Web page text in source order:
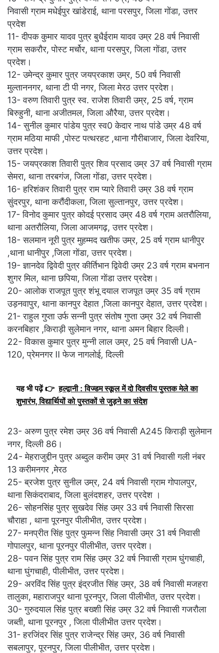
निवासी ग्राम मधेईपुर खांडेराई, थाना परसपुर, जिला गोंडा, उत्तर
प्रदेश
11- दीपक कुमार यादव पुत्र बुधैईराम यादव उम्र 28 वर्ष निवासी
ग्राम सकरौर, पोस्ट मर्चोर, थाना परसपुर, जिला गोंडा, उत्तर
प्रदेश।
12- उमेन्द्र कुमार पुत्र जयप्रकाश उम्र, 50 वर्ष निवासी
मुल्ताननगर, थाना टी पी नगर, जिला मेरठ उत्तर प्रदेश।
13- वरुण तिवारी पुत्र स्व. राजेश तिवारी उम्र, 25 वर्ष, ग्राम
बिरुहुनी, थाना अजीतमल, जिला औरैया, उत्तर प्रदेश।
14- सुनील कुमार पांडेय पुत्र स्व0 केदार नाथ पांडे उम्र 48 वर्ष
ग्राम मठिया माफी ,पोस्ट पत्थरहट ,थाना गौरीबाजार, जिला देवरिया,
उत्तर प्रदेश।
15- जयप्रकाश तिवारी पुत्र शिव प्रसाद उम्र 37 वर्ष निवासी ग्राम
सेमरा, थाना तरबगंज, जिला गोंडा, उत्तर प्रदेश।
16- हरिशंकर तिवारी पुत्र राम प्यारे तिवारी उम्र 38 वर्ष ग्राम
सुंदरपुर, थाना करौंदीकला, जिला सुल्तानपुर, उत्तर प्रदेश।
17- विनोद कुमार पुत्र कोदई प्रसाद उम्र 48 वर्ष ग्राम अतरौलिया,
थाना अतरौलिया, जिला आजमगढ़, उत्तर प्रदेश।
18- सलमान नूरी पुत्र मुहम्मद खतीफ उम्र, 25 वर्ष ग्राम धानीपुर
,थाना धानीपुर ,जिला गोंडा, उत्तर प्रदेश।
19- ज्ञानदेव द्विवेदी पुत्र कीर्तिभान द्विवेदी उम्र 23 वर्ष ग्राम बभनान
शुगर मिल, थाना छपिया, जिला गोंडा उत्तर प्रदेश।
20- आलोक राजपूत पुत्र शंभू दयाल राजपूत उम्र 35 वर्ष ग्राम
उड़नवापुर, थाना कानपुर देहात ,जिला कानपुर देहात, उत्तर प्रदेश।
21- राहुल गुप्ता उर्फ सन्नी पुत्र संतोष गुप्ता उम्र 32 वर्ष निवासी
करनबिहार ,किराड़ी सुलेमान नगर, थाना अमन बिहार दिल्ली।
22- विकास कुमार पुत्र मुन्नी लाल उम्र, 25 वर्ष निवासी UA-
120, प्रेमनगर II फेज नागलोई, दिल्ली
यह भी पढ़ें 👉 हल्द्वानी : विज्डम स्कूल में दो दिवसीय पुस्तक मेले का
शुभारंभ, विद्यार्थियों को पुस्तकों से जुड़ने का संदेश
23- अरुण पुत्र रमेश उम्र 36 वर्ष निवासी A245 किराड़ी सुलेमान
नगर, दिल्ली 86।
24- मेहराजुद्दीन पुत्र अब्दुल करीम उम्र 31 वर्ष निवासी गली नंबर
13 करीमनगर ,मेरठ
25- ब्रजेश पुत्र सुनील उम्र, 24 वर्ष निवासी ग्राम गोपालपुर,
थाना सिकंदराबाद, जिला बुलंदशहर, उत्तर प्रदेश ।
26- सोहनसिंह पुत्र सुखदेव सिंह उम्र 33 वर्ष निवासी सिरसा
चौराहा , थाना पूरनपुर पीलीभीत, उत्तर प्रदेश।
27- मनप्रीत सिंह पुत्र फुमन्न सिंह निवासी उम्र 31 वर्ष निवासी
गोपालपुर, थाना पूरनपुर पीलीभीत, उत्तर प्रदेश।
28- पवन सिंह पुत्र राम सिंह उम्र 32 वर्ष निवासी ग्राम घुंगचाही,
थाना घुंगचाही, पीलीभीत, उत्तर प्रदेश।
29- अरविंद सिंह पुत्र इंद्रजीत सिंह उम्र, 38 वर्ष निवासी मजहरा
तालुका, महाराजपुर थाना पूरनपुर, जिला पीलीभीत, उत्तर प्रदेश।
30- गुरुदयाल सिंह पुत्र बख्शी सिंह उम्र 32 वर्ष निवासी गजरौला
जब्ती, थाना पूरनपुर , जिला पीलीभीत उत्तर प्रदेश।
31- हरजिंदर सिंह पुत्र राजेन्द्र सिंह उम्र, 36 वर्ष निवासी
सबलापुर, पूरनपुर, जिला पीलीभीत, उत्तर प्रदेश।